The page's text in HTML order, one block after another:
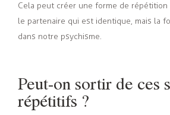
Cela peut créer une forme de répétition
le partenaire qui est identique, mais la
dans notre psychisme.
Peut-on sortir de ces
répétitifs ?